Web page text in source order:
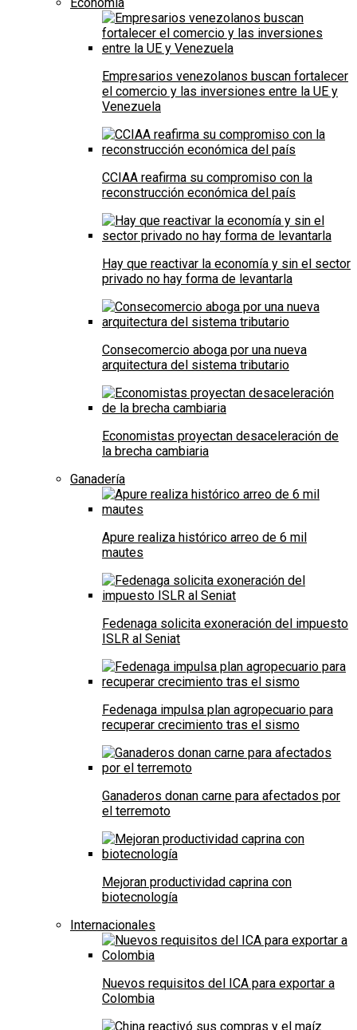
Economía
Empresarios venezolanos buscan fortalecer
el comercio y las inversiones entre la UE y
Venezuela
CCIAA reafirma su compromiso con la
reconstrucción económica del país
Hay que reactivar la economía y sin el sector
privado no hay forma de levantarla
Consecomercio aboga por una nueva
arquitectura del sistema tributario
Economistas proyectan desaceleración de
la brecha cambiaria
Ganadería
Apure realiza histórico arreo de 6 mil
mautes
Fedenaga solicita exoneración del impuesto
ISLR al Seniat
Fedenaga impulsa plan agropecuario para
recuperar crecimiento tras el sismo
Ganaderos donan carne para afectados por
el terremoto
Mejoran productividad caprina con
biotecnología
Internacionales
Nuevos requisitos del ICA para exportar a
Colombia